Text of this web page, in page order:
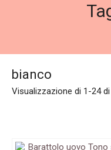
bianco
Visualizzazione di 1-24